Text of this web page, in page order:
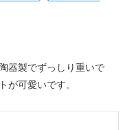
器製でずっしり重いで
が可愛いです。